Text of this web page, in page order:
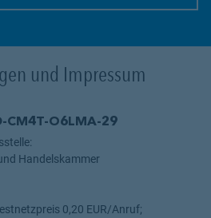
und Impressum
CM4T-O6LMA-29
Handelskammer
0,20 EUR/Anruf;